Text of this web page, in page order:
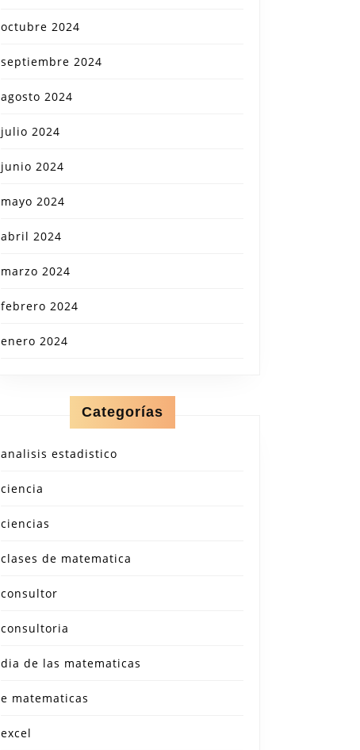
octubre 2024
septiembre 2024
agosto 2024
julio 2024
junio 2024
mayo 2024
abril 2024
marzo 2024
febrero 2024
enero 2024
Categorías
analisis estadistico
ciencia
ciencias
clases de matematica
consultor
consultoria
dia de las matematicas
e matematicas
excel